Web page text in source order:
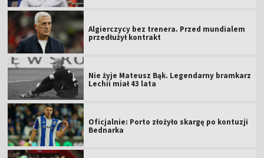
Algierczycy bez trenera. Przed mundialem
przedłużył kontrakt
Nie żyje Mateusz Bąk. Legendarny bramkarz
Lechii miał 43 lata
Oficjalnie: Porto złożyło skargę po kontuzji
Bednarka